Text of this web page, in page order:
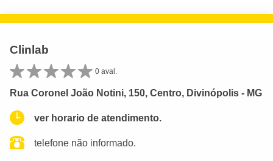
Clinlab
0 aval.
Rua Coronel João Notini, 150, Centro, Divinópolis - MG
ver horario de atendimento.
telefone não informado.